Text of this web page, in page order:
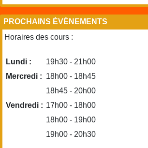
PROCHAINS ÉVÉNEMENTS
Horaires des cours :
Lundi :
19h30 - 21h00
Mercredi : 18h00 - 18h45
18h45 - 20h00
Vendredi : 17h00 - 18h00
18h00 - 19h00
19h00 - 20h30